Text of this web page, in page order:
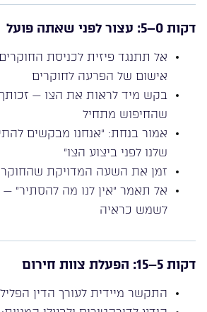
דקות 0–5: עצור לפני שאתה פועל
אל תתנגד פיזית לכניסת
אישום של הפרעה לחוקרים
בקש מיד לראות את הצו — זכותך
שהחיפוש מתחיל
אמור בנחת: “אנחנו מבקשים
שלנו לפני ביצוע הצו”
זמן את השעה המדויקת
אל תאמר “אין לנו מה להסתיר”
לשמש כראיה
דקות 5–15: הפעלת צוות חירום
התקשר מיידית לעורך הדין